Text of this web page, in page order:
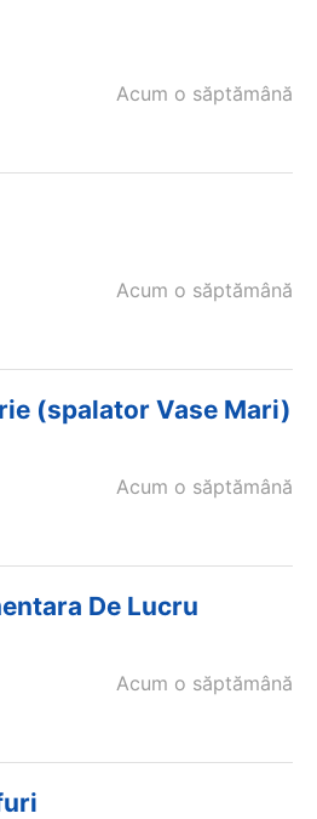
Acum o săptămână
Acum o săptămână
(spalator Vase Mari)
Acum o săptămână
De Lucru
Acum o săptămână